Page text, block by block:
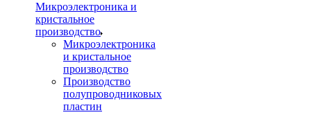
Микроэлектроника и
кристальное
производство
Микроэлектроника
и кристальное
производство
Производство
полупроводниковых
пластин